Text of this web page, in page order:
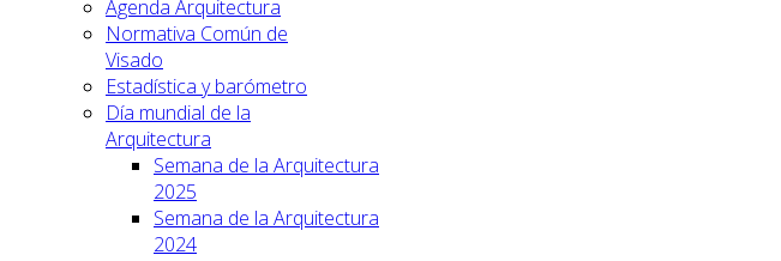
Agenda Arquitectura
Normativa Común de
Visado
Estadística y barómetro
Día mundial de la
Arquitectura
Semana de la Arquitectura
2025
Semana de la Arquitectura
2024